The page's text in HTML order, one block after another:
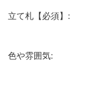
立て札【必須】:
色や雰囲気: